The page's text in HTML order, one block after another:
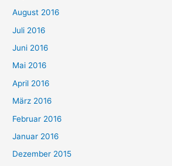
August 2016
Juli 2016
Juni 2016
Mai 2016
April 2016
März 2016
Februar 2016
Januar 2016
Dezember 2015